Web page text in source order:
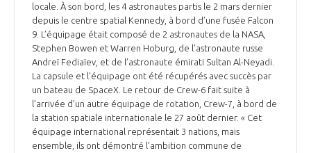
locale. À son bord, les 4 astronautes partis le 2 mars dernier
depuis le centre spatial Kennedy, à bord d’une fusée Falcon
9. L’équipage était composé de 2 astronautes de la NASA,
Stephen Bowen et Warren Hoburg, de l’astronaute russe
Andreï Fediaïev, et de l’astronaute émirati Sultan Al-Neyadi.
La capsule et l’équipage ont été récupérés avec succès par
un bateau de SpaceX. Le retour de Crew-6 fait suite à
l’arrivée d’un autre équipage de rotation, Crew-7, à bord de
la station spatiale internationale le 27 août dernier. « Cet
équipage international représentait 3 nations, mais
ensemble, ils ont démontré l’ambition commune de